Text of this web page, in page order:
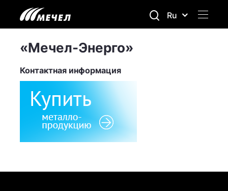
Ru
«Мечел-Энерго»
Контактная информация